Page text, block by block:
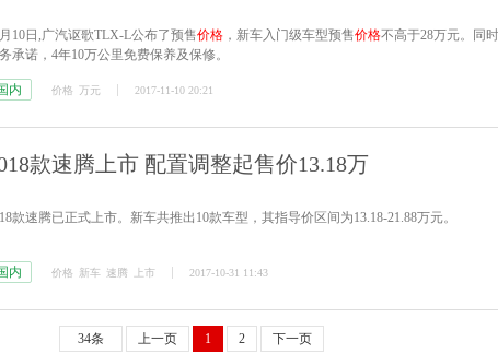
10日,广汽讴歌TLX-L公布了预售价格 ，新车入门级车型预售价格不高于28万元。同
承诺，4年10万公里免费保养及保修。
内 价格 万元 2017-11-10 20:21
款速腾上市 配置调整起售价13.18万
款速腾已正式上市。新车共推出10款车型，其指导价区间为13.18-21.88万元。
内 价格 新车 速腾 上市 2017-10-31 11:43
34条 上一页 1 2 下一页